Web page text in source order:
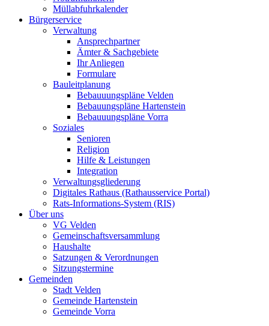
Müllabfuhrkalender
Bürgerservice
Verwaltung
Ansprechpartner
Ämter & Sachgebiete
Ihr Anliegen
Formulare
Bauleitplanung
Bebauuungspläne Velden
Bebauungspläne Hartenstein
Bebauuungspläne Vorra
Soziales
Senioren
Religion
Hilfe & Leistungen
Integration
Verwaltungsgliederung
Digitales Rathaus (Rathausservice Portal)
Rats-Informations-System (RIS)
Über uns
VG Velden
Gemeinschaftsversammlung
Haushalte
Satzungen & Verordnungen
Sitzungstermine
Gemeinden
Stadt Velden
Gemeinde Hartenstein
Gemeinde Vorra